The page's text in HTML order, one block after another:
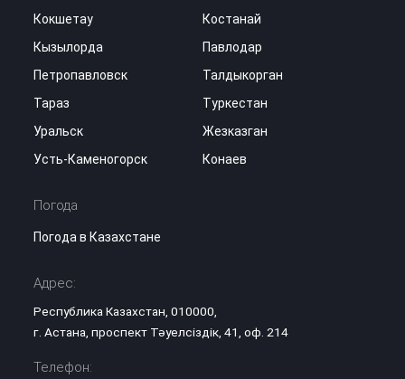
Кокшетау
Костанай
Кызылорда
Павлодар
Петропавловск
Талдыкорган
Тараз
Туркестан
Уральск
Жезказган
Усть-Каменогорск
Конаев
Погода
Погода в Казахстане
Адрес:
Республика Казахстан, 010000,
г. Астана, проспект Тәуелсіздік, 41, оф. 214
Телефон: